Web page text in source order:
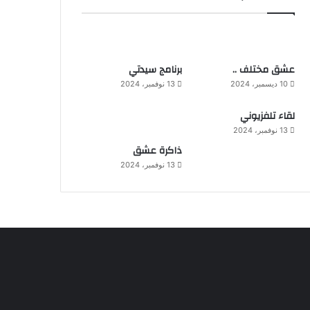
عشق مختلف ..
10 ديسمبر، 2024
برنامج سيدتي
13 نوفمبر، 2024
لقاء تلفزيوني
13 نوفمبر، 2024
ذاكرة عشق
13 نوفمبر، 2024